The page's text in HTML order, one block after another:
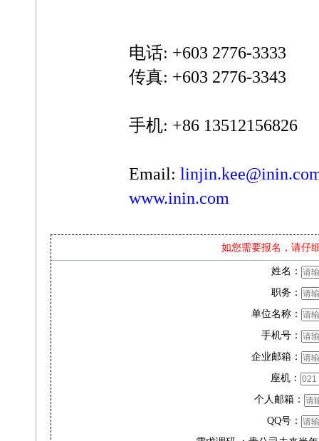
电话: +603 2776-3333
传真: +603 2776-3343
手机: +86 13512156826
Email:
www.inin.com
如您需要报名，请仔
姓名：
职务：
单位名称：
手机号：
企业邮箱：
座机：
个人邮箱：
QQ号：